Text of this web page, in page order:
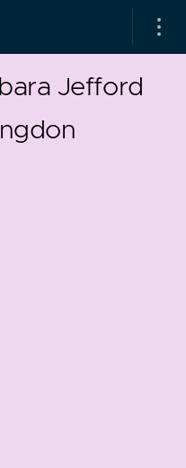
Jefford